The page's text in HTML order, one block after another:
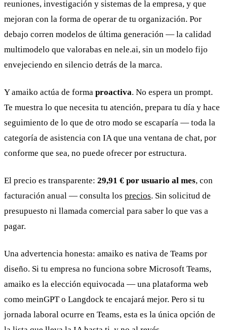
reuniones, investigación y sistemas de la empresa, y que
mejoran con la forma de operar de tu organización. Por
debajo corren modelos de última generación — la calidad
multimodelo que valorabas en nele.ai, sin un modelo fijo
envejeciendo en silencio detrás de la marca.
Y amaiko actúa de forma proactiva. No espera un prompt.
Te muestra lo que necesita tu atención, prepara tu día y hace
seguimiento de lo que de otro modo se escaparía — toda la
categoría de asistencia con IA que una ventana de chat, por
conforme que sea, no puede ofrecer por estructura.
El precio es transparente: 29,91 € por usuario al mes, con
facturación anual — consulta los precios. Sin solicitud de
presupuesto ni llamada comercial para saber lo que vas a
pagar.
Una advertencia honesta: amaiko es nativa de Teams por
diseño. Si tu empresa no funciona sobre Microsoft Teams,
amaiko es la elección equivocada — una plataforma web
como meinGPT o Langdock te encajará mejor. Pero si tu
jornada laboral ocurre en Teams, esta es la única opción de